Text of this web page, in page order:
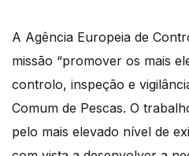
A Agência Europeia de
missão “promover os mais
controlo, inspeção e
Comum de Pescas. O
pelo mais elevado nível de